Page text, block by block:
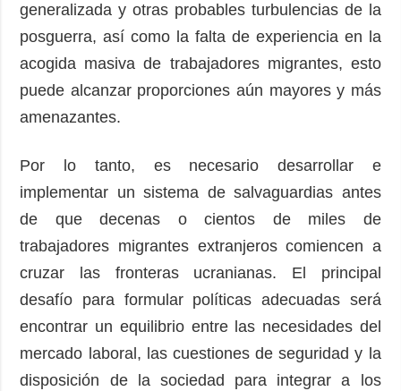
generalizada y otras probables turbulencias de la
posguerra, así como la falta de experiencia en la
acogida masiva de trabajadores migrantes, esto
puede alcanzar proporciones aún mayores y más
amenazantes.
Por lo tanto, es necesario desarrollar e
implementar un sistema de salvaguardias antes
de que decenas o cientos de miles de
trabajadores migrantes extranjeros comiencen a
cruzar las fronteras ucranianas. El principal
desafío para formular políticas adecuadas será
encontrar un equilibrio entre las necesidades del
mercado laboral, las cuestiones de seguridad y la
disposición de la sociedad para integrar a los